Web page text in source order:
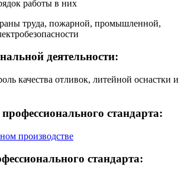
работы в них
труда, пожарной, промышленной,
деятельности:
качества отливок, литейной оснастки и
стандарта:
производстве
стандарта: